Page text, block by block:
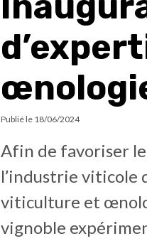
Publié le 18/06/2024
Afin de favoriser
l’industrie viticole
viticulture et
vignoble